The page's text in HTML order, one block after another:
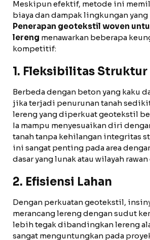
Meskipun efektif, metode ini
biaya dan dampak lingkungan yang
Penerapan geotekstil woven
lereng menawarkan beberapa
kompetitif:
1. Fleksibilitas Struktur
Berbeda dengan beton yang kaku
jika terjadi penurunan tanah
lereng yang diperkuat geotekstil
Ia mampu menyesuaikan diri
tanah tanpa kehilangan integritas
ini sangat penting pada area
dasar yang lunak atau wilayah rawan
2. Efisiensi Lahan
Dengan perkuatan geotekstil,
merancang lereng dengan sudut
lebih tegak dibandingkan lereng
sangat menguntungkan pada